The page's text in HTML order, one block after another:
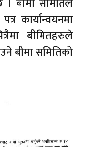
। बीमा समितिले
कार्यान्वयनमा
बीमितहरुले
बीमा समितिको